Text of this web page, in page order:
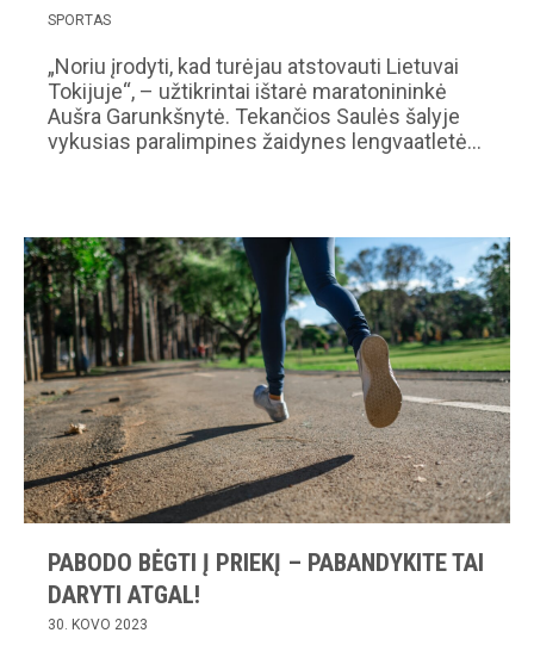
SPORTAS
„Noriu įrodyti, kad turėjau atstovauti Lietuvai
Tokijuje“, – užtikrintai ištarė maratonininkė
Aušra Garunkšnytė. Tekančios Saulės šalyje
vykusias paralimpines žaidynes lengvaatletė…
PABODO BĖGTI Į PRIEKĮ – PABANDYKITE TAI
DARYTI ATGAL!
30. KOVO 2023